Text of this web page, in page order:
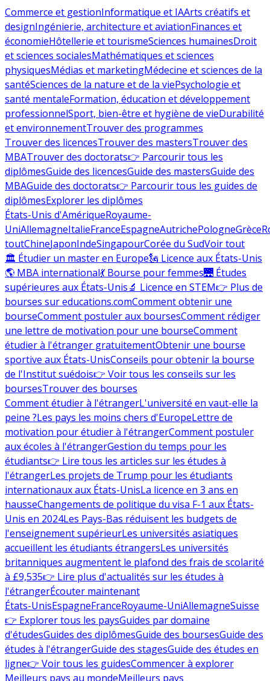
Commerce et gestionInformatique et IAArts créatifs et
designIngénierie, architecture et aviationFinances et
économieHôtellerie et tourismeSciences humainesDroit
et sciences socialesMathématiques et sciences
physiquesMédias et marketingMédecine et sciences de la
santéSciences de la nature et de la viePsychologie et
santé mentaleFormation, éducation et développement
professionnelSport, bien-être et hygiène de vieDurabilité
et environnementTrouver des programmes
Trouver des licencesTrouver des mastersTrouver des
MBATrouver des doctorats👉 Parcourir tous les
diplômesGuide des licencesGuide des mastersGuide des
MBAGuide des doctorats👉 Parcourir tous les guides de
diplômesExplorer les diplômes
États-Unis d'AmériqueRoyaume-
UniAllemagneItalieFranceEspagneAutrichePologneGrèce
toutChineJaponIndeSingapourCorée du SudVoir tout
🏛 Étudier un master en Europe🗽 Licence aux États-Unis
🌎 MBA international💃 Bourse pour femmes🌉 Études
supérieures aux États-Unis🔬 Licence en STEM👉 Plus de
bourses sur educations.comComment obtenir une
bourseComment postuler aux boursesComment rédiger
une lettre de motivation pour une bourseComment
étudier à l'étranger gratuitementObtenir une bourse
sportive aux États-UnisConseils pour obtenir la bourse
de l'Institut suédois👉 Voir tous les conseils sur les
boursesTrouver des bourses
Comment étudier à l'étrangerL'université en vaut-elle la
peine ?Les pays les moins chers d'EuropeLettre de
motivation pour étudier à l'étrangerComment postuler
aux écoles à l'étrangerGestion du temps pour les
étudiants👉 Lire tous les articles sur les études à
l'étrangerLes projets de Trump pour les étudiants
internationaux aux États-UnisLa licence en 3 ans en
hausseChangements de politique du visa F-1 aux États-
Unis en 2024Les Pays-Bas réduisent les budgets de
l'enseignement supérieurLes universités asiatiques
accueillent les étudiants étrangersLes universités
britanniques augmentent le plafond des frais de scolarité
à £9,535👉 Lire plus d'actualités sur les études à
l'étrangerÉcouter maintenant
États-UnisEspagneFranceRoyaume-UniAllemagneSuisse
👉 Explorer tous les paysGuides par domaine
d'étudesGuides des diplômesGuide des boursesGuide des
études à l'étrangerGuide des stagesGuide des études en
ligne👉 Voir tous les guidesCommencer à explorer
Meilleurs pays au mondeMeilleurs pays